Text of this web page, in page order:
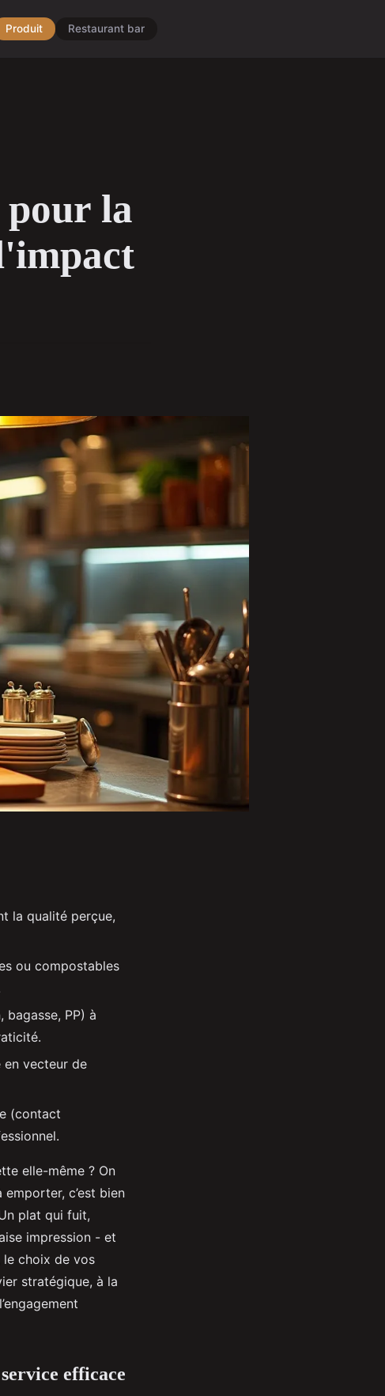
Produit Restaurant bar
pour la
la qualité perçue,
ou compostables
PP) à
en vecteur de
(contact
elle-même ? On
c’est bien
plat qui fuit,
impression - et
le choix de vos
stratégique, à la
efficace